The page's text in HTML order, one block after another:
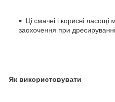
Ці смачні і корисні ласощі
заохочення при дресируванні.
Як використовувати